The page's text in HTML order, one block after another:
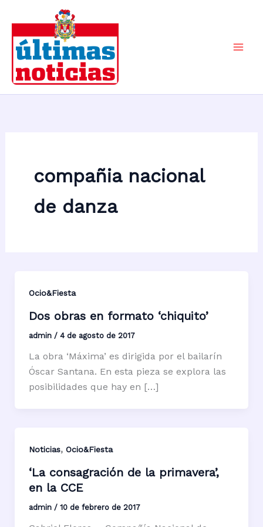
contenido
compañia nacional
de danza
Ocio&Fiesta
Dos obras en formato ‘chiquito’
admin / 4 de agosto de 2017
La obra ‘Máxima’ es dirigida por el bailarín
Óscar Santana. En esta pieza se explora las
posibilidades que hay en […]
Noticias, Ocio&Fiesta
‘La consagración de la primavera’,
en la CCE
admin / 10 de febrero de 2017